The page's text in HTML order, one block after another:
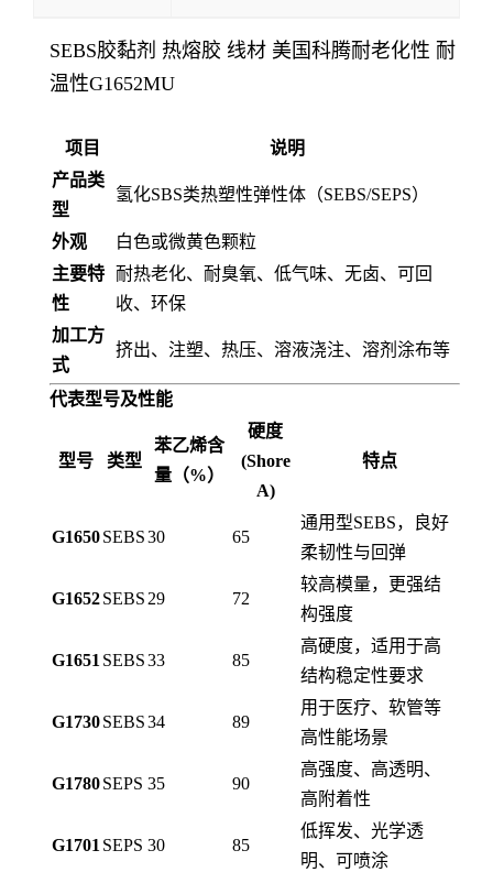
SEBS胶黏剂 热熔胶 线材 美国科腾耐老化性 耐
温性G1652MU
项目
说明
产品类
型
氢化SBS类热塑性弹性体（SEBS/SEPS）
外观
白色或微黄色颗粒
主要特
性
耐热老化、耐臭氧、低气味、无卤、可回
收、环保
加工方
式
挤出、注塑、热压、溶液浇注、溶剂涂布等
代表型号及性能
型号 类型
苯乙烯含
量（%）
硬度
(Shore
A)
特点
G1650SEBS30 65
通用型SEBS，良好
柔韧性与回弹
G1652SEBS29 72
较高模量，更强结
构强度
G1651SEBS33 85
高硬度，适用于高
结构稳定性要求
G1730SEBS34 89
用于医疗、软管等
高性能场景
G1780SEPS 35 90
高强度、高透明、
高附着性
G1701SEPS 30 85
低挥发、光学透
明、可喷涂